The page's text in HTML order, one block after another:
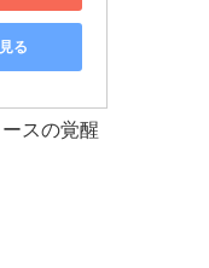
る
スの覚醒